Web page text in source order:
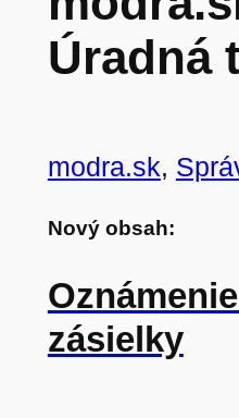
Úradná
modra.sk,
Nový obsah:
zásielky